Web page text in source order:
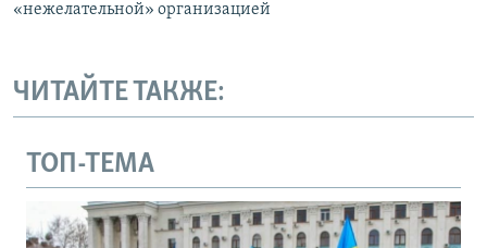
«нежелательной» организацией
ЧИТАЙТЕ ТАКЖЕ:
ТОП-ТЕМА